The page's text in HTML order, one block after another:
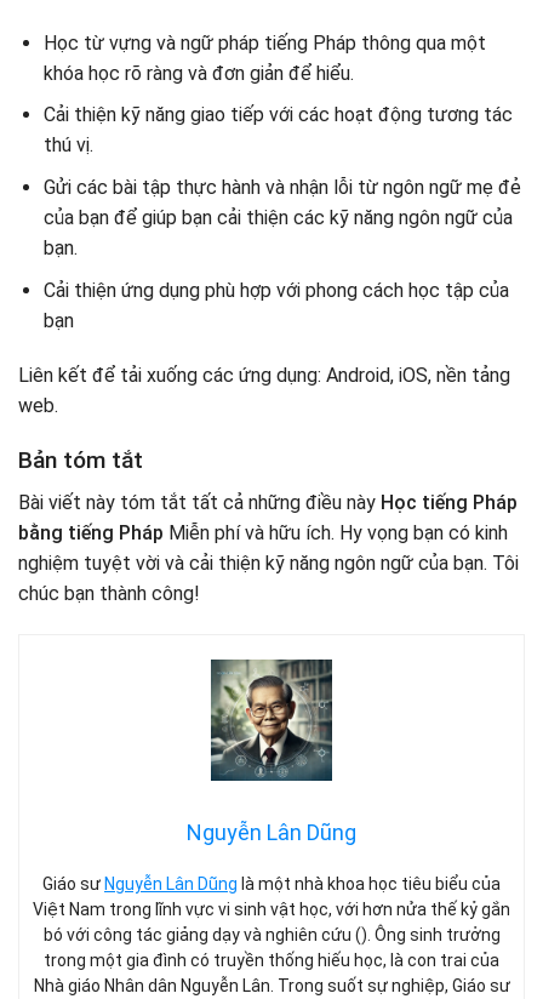
Học từ vựng và ngữ pháp tiếng Pháp thông qua một
khóa học rõ ràng và đơn giản để hiểu.
Cải thiện kỹ năng giao tiếp với các hoạt động tương tác
thú vị.
Gửi các bài tập thực hành và nhận lỗi từ ngôn ngữ mẹ đẻ
của bạn để giúp bạn cải thiện các kỹ năng ngôn ngữ của
bạn.
Cải thiện ứng dụng phù hợp với phong cách học tập của
bạn
Liên kết để tải xuống các ứng dụng: Android, iOS, nền tảng
web.
Bản tóm tắt
Bài viết này tóm tắt tất cả những điều này Học tiếng Pháp
bằng tiếng Pháp Miễn phí và hữu ích. Hy vọng bạn có kinh
nghiệm tuyệt vời và cải thiện kỹ năng ngôn ngữ của bạn. Tôi
chúc bạn thành công!
Nguyễn Lân Dũng
Giáo sưNguyễn Lân Dũng là một nhà khoa học tiêu biểu của
Việt Nam trong lĩnh vực vi sinh vật học, với hơn nửa thế kỷ gắn
bó với công tác giảng dạy và nghiên cứu (). Ông sinh trưởng
trong một gia đình có truyền thống hiếu học, là con trai của
Nhà giáo Nhân dân Nguyễn Lân. Trong suốt sự nghiệp, Giáo sư